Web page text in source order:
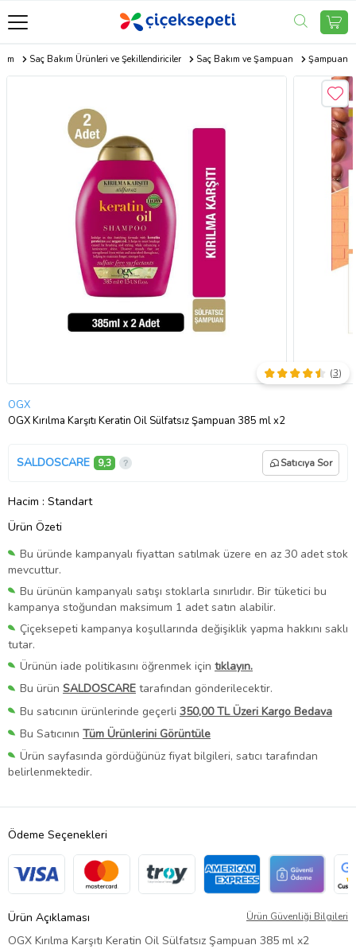
Saç Bakım Ürünleri ve Şekillendiriciler Saç Bakım ve Şampuan Şampuan
OGX
OGX Kırılma Karşıtı Keratin Oil Sülfatsız Şampuan 385 ml x2
(3)
SALDOSCARE 9,3 Satıcıya Sor
Hacim : Standart
Ürün Özeti
Bu üründe kampanyalı fiyattan satılmak üzere en az 30 adet stok
mevcuttur.
Bu ürünün kampanyalı satışı stoklarla sınırlıdır. Bir tüketici bu
kampanya stoğundan maksimum 1 adet satın alabilir.
Çiçeksepeti kampanya koşullarında değişiklik yapma hakkını saklı
tutar.
Ürünün iade politikasını öğrenmek için tıklayın.
Bu ürün SALDOSCARE tarafından gönderilecektir.
Bu satıcının ürünlerinde geçerli 350,00 TL Üzeri Kargo Bedava
Bu Satıcının Tüm Ürünlerini Görüntüle
Ürün sayfasında gördüğünüz fiyat bilgileri, satıcı tarafından
belirlenmektedir.
Ödeme Seçenekleri
Ürün Açıklaması Ürün Güvenliği Bilgileri
OGX Kırılma Karşıtı Keratin Oil Sülfatsız Şampuan 385 ml x2